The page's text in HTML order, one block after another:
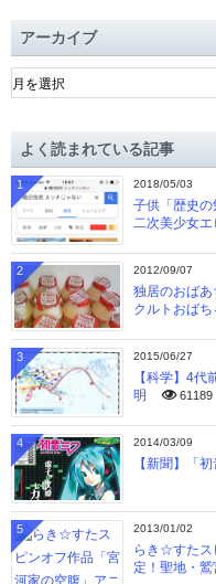
アーカイブ
ア
ー
ブよく読まれている記事
2018/05/03
子供「歴史
二次美少女エ
1
2012/09/07
独居のおば
クルトおばち
2
2015/06/27
【科学】4代
明
61189
3
2014/03/09
【新聞】「
4
2013/01/02
らき☆すたス
定！聖地・
5